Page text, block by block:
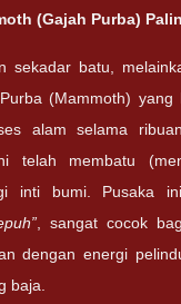
(Gajah Purba)
sekadar batu,
(Mammoth) yang
alam selama
telah membatu
inti bumi. Pusaka
, sangat cocok
dengan energi
baja.